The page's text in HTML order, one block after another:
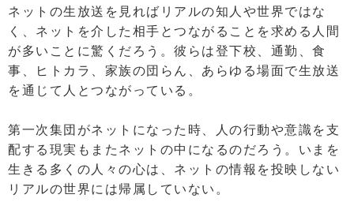
ネットの生放送を見ればリアルの知人や世界ではな
く、ネットを介した相手とつながることを求める人間
が多いことに驚くだろう。彼らは登下校、通勤、食
事、ヒトカラ、家族の団らん、あらゆる場面で生放送
を通じて人とつながっている。
第一次集団がネットになった時、人の行動や意識を支
配する現実もまたネットの中になるのだろう。いまを
生きる多くの人々の心は、ネットの情報を投映しない
リアルの世界には帰属していない。